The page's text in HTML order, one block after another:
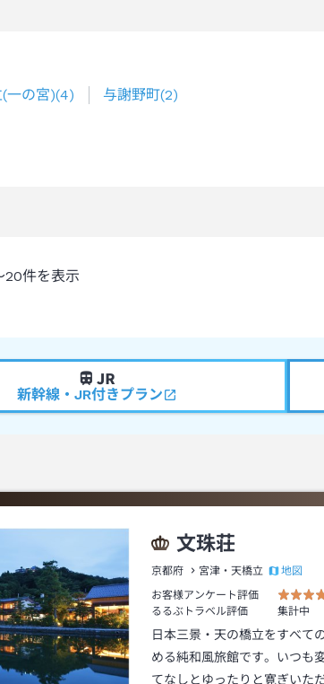
一の宮)(4) 与謝野町(2)
20件を表示
新幹線・JR付きプラン
文珠荘
京都府 宮津・天橋立
地図
お客様アンケート評価
るるぶトラベル評価
集計中
日本三景・天の橋立をすべて
める純和風旅館です。いつも
てなしとゆったりと寛ぎいた